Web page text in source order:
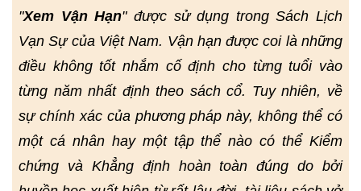
"Xem Vận Hạn" được sử dụng trong Sách Lịch
Vạn Sự của Việt Nam. Vận hạn được coi là những
điều không tốt nhắm cố định cho từng tuổi vào
từng năm nhất định theo sách cổ. Tuy nhiên, về
sự chính xác của phương pháp này, không thể có
một cá nhân hay một tập thể nào có thể Kiểm
chứng và Khẳng định hoàn toàn đúng do bởi